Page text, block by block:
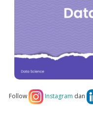
Follow Instagram dan